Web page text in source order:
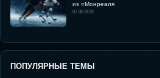
из «Монреаля
07.08.2026
ПОПУЛЯРНЫЕ ТЕМЫ